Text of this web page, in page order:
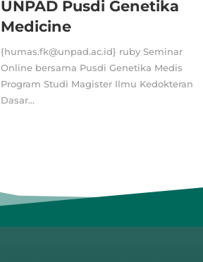
UNPAD Pusdi Genetika
Medicine
{humas.fk@unpad.ac.id} ruby Seminar
Online bersama Pusdi Genetika Medis
Program Studi Magister Ilmu Kedokteran
Dasar...